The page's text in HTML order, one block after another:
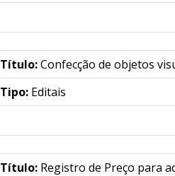
Título:Confecção de objetos
Tipo:Editais
Título:Registro de Preço para